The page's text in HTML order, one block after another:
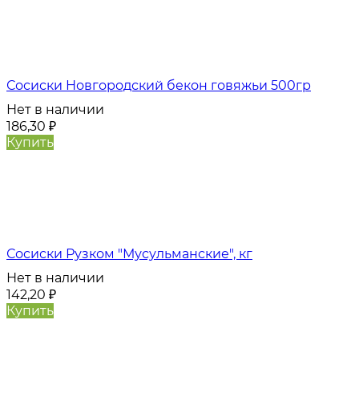
Сосиски Новгородский бекон говяжьи 500гр
Нет в наличии
186,30 ₽
Купить
Сосиски Рузком "Мусульманские", кг
Нет в наличии
142,20 ₽
Купить